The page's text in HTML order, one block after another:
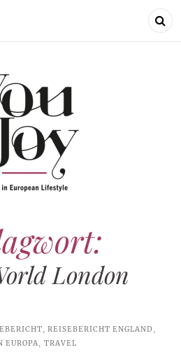
London
,REISEBERICHT ENGLAND,
EUROPA, TRAVEL